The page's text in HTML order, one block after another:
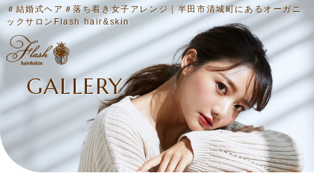
＃結婚式ヘア＃落ち着き女子アレンジ｜半田市清城町にあるオーガニ
ックサロンFlash hair&skin
GALLERY